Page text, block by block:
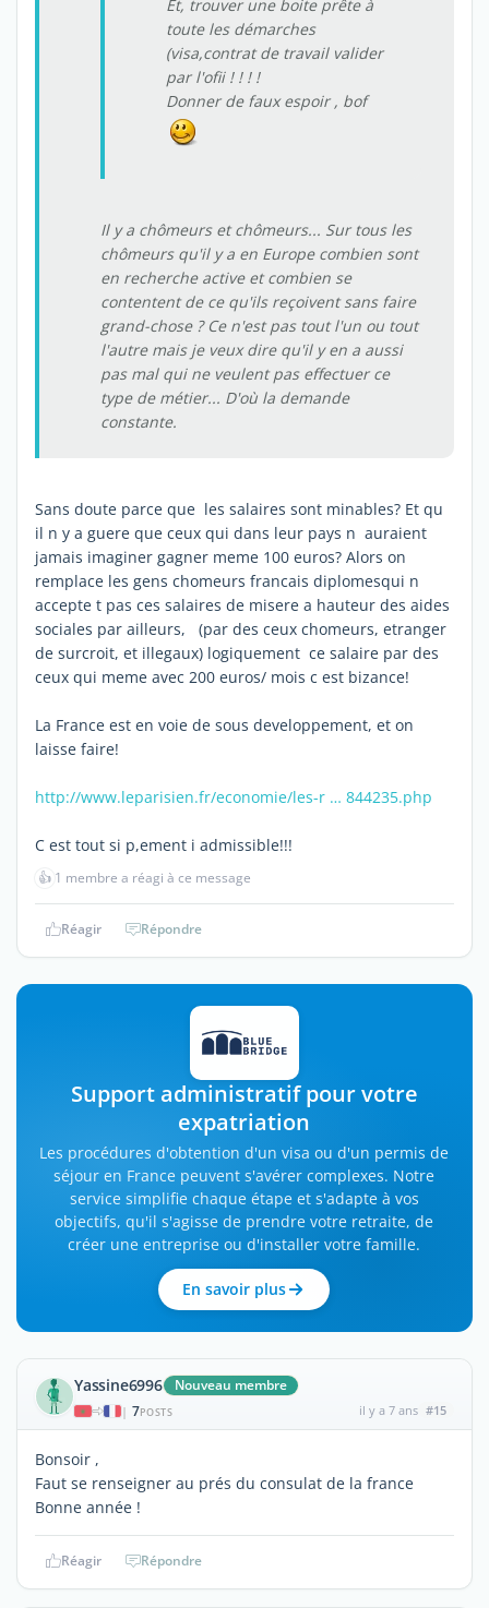
Et, trouver une boite prête à
toute les démarches
(visa,contrat de travail valider
par l'ofii ! ! ! !
Donner de faux espoir , bof
Il y a chômeurs et chômeurs... Sur tous les
chômeurs qu'il y a en Europe combien sont
en recherche active et combien se
contentent de ce qu'ils reçoivent sans faire
grand-chose ? Ce n'est pas tout l'un ou tout
l'autre mais je veux dire qu'il y en a aussi
pas mal qui ne veulent pas effectuer ce
type de métier... D'où la demande
constante.
Sans doute parce que les salaires sont minables? Et qu
il n y a guere que ceux qui dans leur pays n auraient
jamais imaginer gagner meme 100 euros? Alors on
remplace les gens chomeurs francais diplomesqui n
accepte t pas ces salaires de misere a hauteur des aides
sociales par ailleurs, (par des ceux chomeurs, etranger
de surcroit, et illegaux) logiquement ce salaire par des
ceux qui meme avec 200 euros/ mois c est bizance!
La France est en voie de sous developpement, et on
laisse faire!
http://www.leparisien.fr/economie/les-r … 844235.php
C est tout si p,ement i admissible!!!
👍 1 membre a réagi à ce message
Réagir Répondre
Support administratif pour votre
expatriation
Les procédures d'obtention d'un visa ou d'un permis de
séjour en France peuvent s'avérer complexes. Notre
service simplifie chaque étape et s'adapte à vos
objectifs, qu'il s'agisse de prendre votre retraite, de
créer une entreprise ou d'installer votre famille.
En savoir plus
Yassine6996 Nouveau membre
| 7POSTS il y a 7 ans #15
Bonsoir ,
Faut se renseigner au prés du consulat de la france
Bonne année !
Réagir Répondre